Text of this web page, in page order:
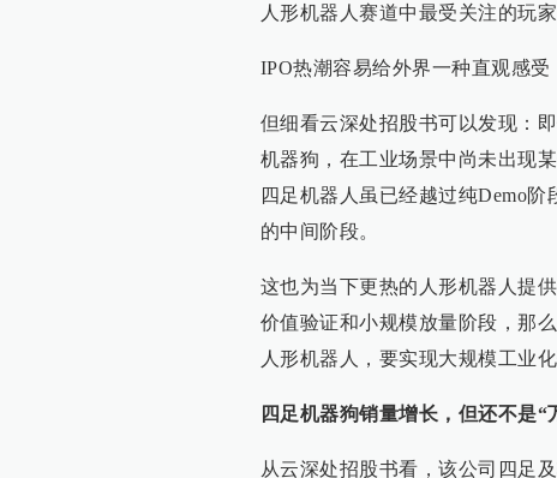
人形机器人赛道中最受关注的玩家
IPO热潮容易给外界一种直观感
但细看云深处招股书可以发现：
机器狗，在工业场景中尚未出现
四足机器人虽已经越过纯Demo
的中间阶段。
这也为当下更热的人形机器人提
价值验证和小规模放量阶段，那
人形机器人，要实现大规模工业
四足机器狗销量增长，但还不是“
从云深处招股书看，该公司四足